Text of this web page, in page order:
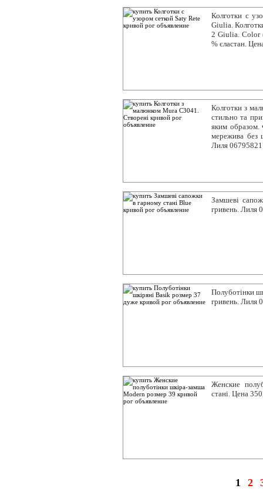
Колготки с
Giulia.
2 Giulia. Color
% єластан.
Колготки з
стильно та
яким образом.
мережива без
Лиля
Замшеві
гривень. Лиля
Полуботінки
гривень. Лиля
Женские
стані. Цена
1 2